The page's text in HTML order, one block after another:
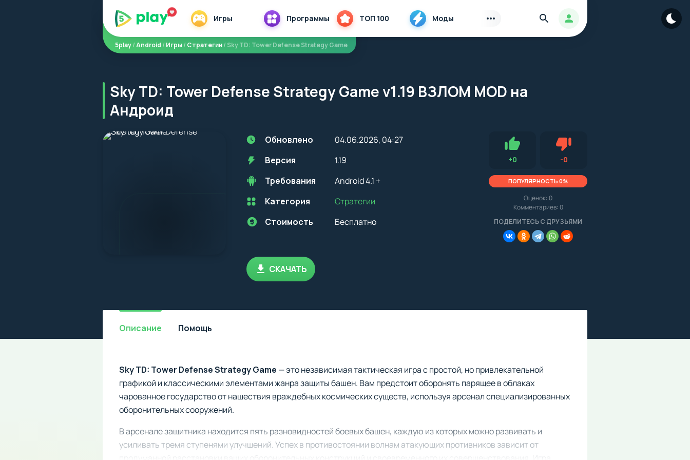
Игры Программы ТОП 100 Моды Авторизация
Найти
5play/Android /Игры /Стратегии/ Sky TD: Tower Defense Strategy Game
Sky TD: Tower Defense Strategy Game v1.19 ВЗЛОМ MOD на
Андроид
Обновлено
04.06.2026, 04:27
Версия
1.19
Требования
Android 4.1 +
Перед установкой приложения на устройство с Android, стоит
учитывать версию OS. Мы всегда указываем минимальные
Категория
Стратегии
Стоимость
Бесплатно
+0Нравится -0Не нравится (0.0, 0, 10546)
ПОПУЛЯРНОСТЬ 0%
Оценок: 0
Комментариев: 0
СКАЧАТЬ
Описание Помощь
Sky TD: Tower Defense Strategy Game — это независимая тактическая игра с простой, но привлекательной
графикой и классическими элементами жанра защиты башен. Вам предстоит оборонять парящее в облаках
чарованное государство от нашествия враждебных космических существ, используя арсенал специализированных
оборонительных сооружений.
В арсенале защитника находится пять разновидностей боевых башен, каждую из которых можно развивать и
усиливать тремя ступенями улучшений. Успех в противостоянии волнам атакующих противников зависит от